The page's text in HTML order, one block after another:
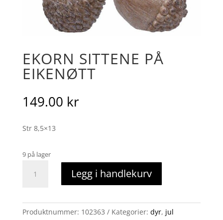
EKORN SITTENE PÅ
EIKENØTT
149.00 kr
Str 8,5×13
9 på lager
sittene
antall
Legg i handlekurv
Produktnummer: 102363 Kategorier: dyr, jul